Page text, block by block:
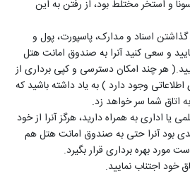
و استخر مختلط بود، از رفتن به این
اسناد و مدارک، پاسپورت، پول و
و سعی کنید آنرا به صندوق امانت هتل
هر چند امکان دسترسی و کپی برداری از
وجود دارد ) به یاد داشته باشید که
اتاق شما سر خواهد زد.
یا اداری به همراه دارید، هرگز آنرا از خود
بود آنرا حتی به صندوق امانت هتل هم
مورد بهره برداری قرار بگیرد.
خود اجتناب نمایید.